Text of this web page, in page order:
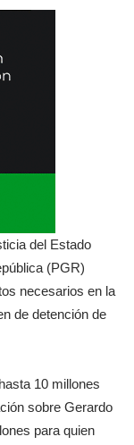
del Estado
(PGR)
necesarios en la
de detención de
10 millones
sobre Gerardo
para quien